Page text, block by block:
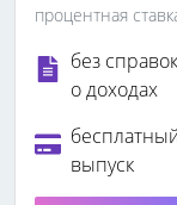
процентная
без справок
о доходах
выпуск